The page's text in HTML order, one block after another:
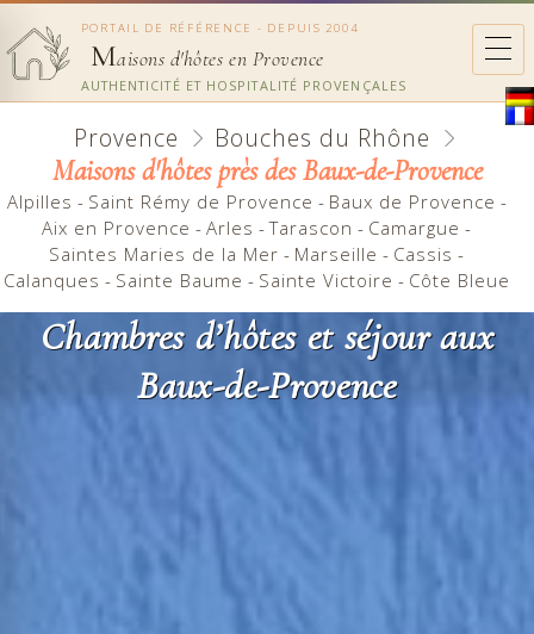
PORTAIL DE RÉFÉRENCE - DEPUIS 2004
Maisons d'hôtes en Provence
AUTHENTICITÉ ET HOSPITALITÉ PROVENÇALES
Provence Bouches du Rhône
Maisons d'hôtes près des Baux-de-Provence
Alpilles - Saint Rémy de Provence - Baux de Provence -
Aix en Provence -Arles -Tarascon - Camargue -
Saintes Maries de la Mer - Marseille - Cassis -
Calanques - Sainte Baume - Sainte Victoire - Côte Bleue
Chambres d’hôtes et séjour aux
Baux-de-Provence